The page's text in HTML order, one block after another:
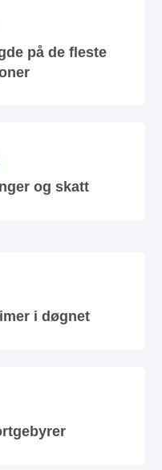
på de fleste
og skatt
i døgnet